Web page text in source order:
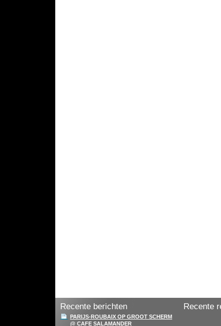
Recente berichten
PARIJS-ROUBAIX OP GROOT SCHERM
@ CAFE SALAMANDER
Recente